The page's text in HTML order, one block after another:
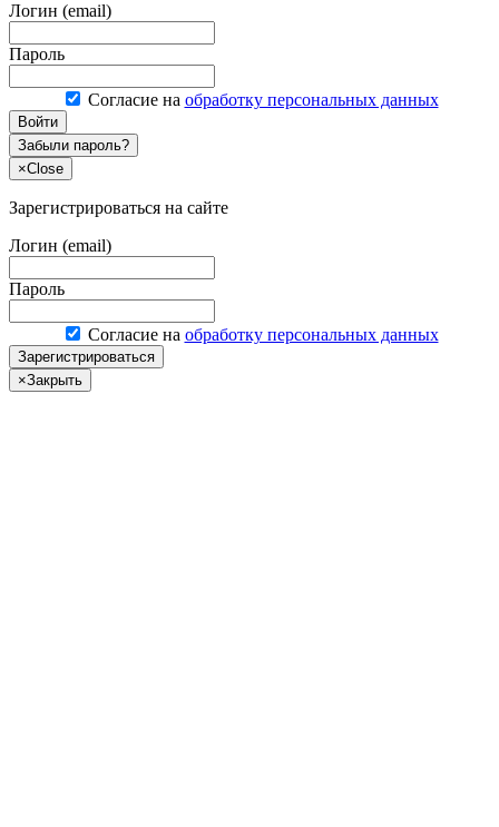
Логин (email)
Пароль
Согласие на обработку персональных данных
Войти
Забыли пароль?
×Close
Зарегистрироваться на сайте
Логин (email)
Пароль
Согласие на обработку персональных данных
Зарегистрироваться
×Закрыть